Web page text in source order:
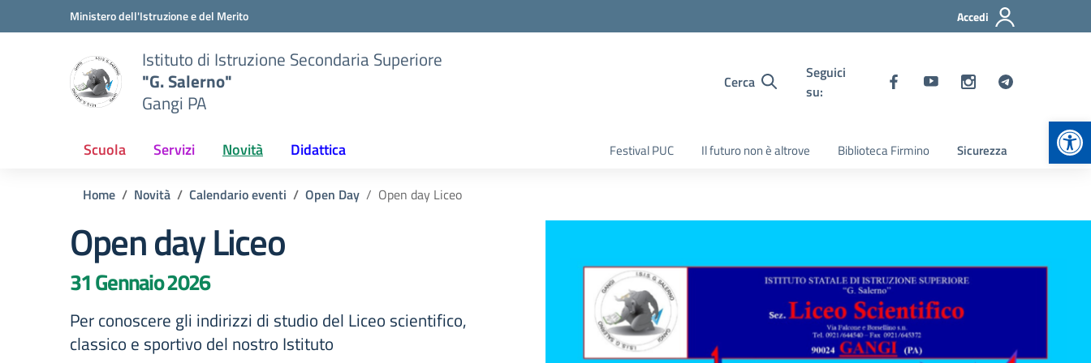
Vai ai contenuti
Vai al menu di navigazioneMinistero dell'Istruzione e del Merito Accedi
Istituto di Istruzione Secondaria Superiore
"G. Salerno"
Gangi PA
Cerca
Seguici
su:
Scuola Servizi Novità Didattica Festival PUC Il futuro non è altrove Biblioteca Firmino Sicurezza
Home Novità Calendario eventi Open Day Open day Liceo
Open day Liceo
31 Gennaio 2026
Per conoscere gli indirizzi di studio del Liceo scientifico,
classico e sportivo del nostro Istituto